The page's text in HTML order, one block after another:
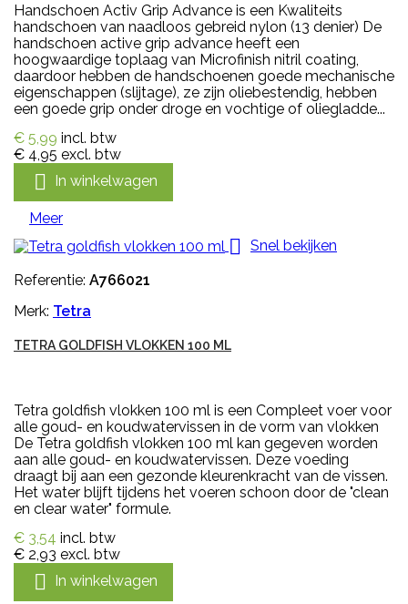
Handschoen Activ Grip Advance is een Kwaliteits
handschoen van naadloos gebreid nylon (13 denier) De
handschoen active grip advance heeft een
hoogwaardige toplaag van Microfinish nitril coating,
daardoor hebben de handschoenen goede mechanische
eigenschappen (slijtage), ze zijn oliebestendig, hebben
een goede grip onder droge en vochtige of oliegladde...
€ 5,99 incl. btw
€ 4,95 excl. btw
 In winkelwagen
Meer
 Snel bekijken
Referentie: A766021
Merk: Tetra
TETRA GOLDFISH VLOKKEN 100 ML
Tetra goldfish vlokken 100 ml is een Compleet voer voor
alle goud- en koudwatervissen in de vorm van vlokken
De Tetra goldfish vlokken 100 ml kan gegeven worden
aan alle goud- en koudwatervissen. Deze voeding
draagt bij aan een gezonde kleurenkracht van de vissen.
Het water blijft tijdens het voeren schoon door de "clean
en clear water" formule.
€ 3,54 incl. btw
€ 2,93 excl. btw
 In winkelwagen